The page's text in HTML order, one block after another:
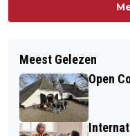
Meest Gelezen
Open